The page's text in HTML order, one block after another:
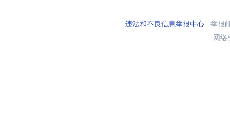
违法和不良信息举报中心举报
网